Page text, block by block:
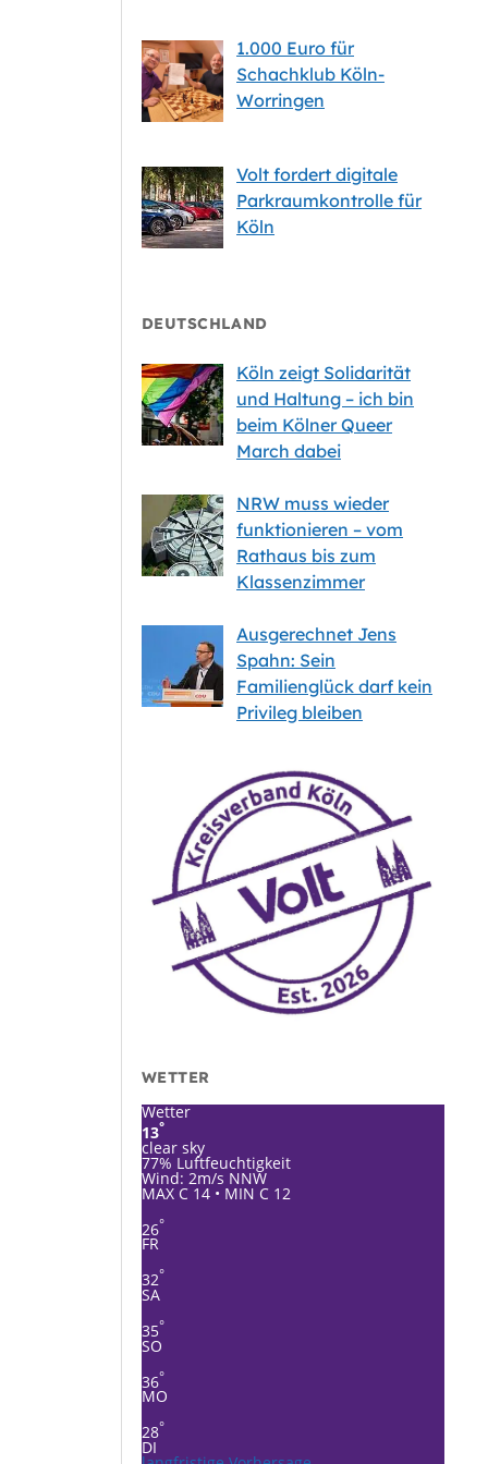
1.000 Euro für
Schachklub Köln-
Worringen
Volt fordert digitale
Parkraumkontrolle für
Köln
DEUTSCHLAND
Köln zeigt Solidarität
und Haltung – ich bin
beim Kölner Queer
March dabei
NRW muss wieder
funktionieren – vom
Rathaus bis zum
Klassenzimmer
Ausgerechnet Jens
Spahn: Sein
Familienglück darf kein
Privileg bleiben
WETTER
Wetter
13°
clear sky
77% Luftfeuchtigkeit
Wind: 2m/s NNW
MAX C 14 • MIN C 12
26°
FR
32°
SA
35°
SO
36°
MO
28°
DI